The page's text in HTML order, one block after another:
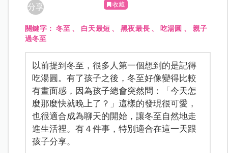
分享 收藏
關鍵字： 冬至 、 白天最短 、 黑夜最長 、 吃湯圓 、 親子
過冬至
以前提到冬至，很多人第一個想到的是記得
吃湯圓。有了孩子之後，冬至好像變得比較
有畫面感，因為孩子總會突然問：「今天怎
麼那麼快就晚上了？」這樣的發現很可愛，
也很適合成為聊天的開始，讓冬至自然地走
進生活裡。有４件事，特別適合在這一天跟
孩子分享。